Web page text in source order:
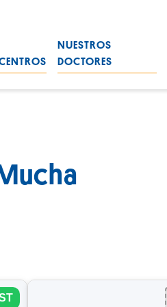
NUESTROS
DOCTORES